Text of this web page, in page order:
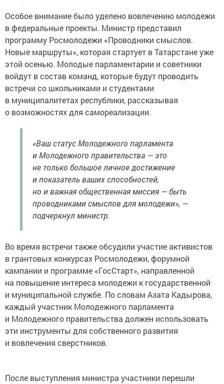
Особое внимание было уделено вовлечению молодежи
в федеральные проекты. Министр представил
программу Росмолодежи «Проводники смыслов.
Новые маршруты», которая стартует в Татарстане уже
этой осенью. Молодые парламентарии и советники
войдут в состав команд, которые будут проводить
встречи со школьниками и студентами
в муниципалитетах республики, рассказывая
о возможностях для самореализации.
«Ваш статус Молодежного парламента
и Молодежного правительства — это
не только большое личное достижение
и показатель ваших способностей,
но и важная общественная миссия — быть
проводниками смыслов для молодежи», —
подчеркнул министр.
Во время встречи также обсудили участие активистов
в грантовых конкурсах Росмолодежи, форумной
кампании и программе «ГосСтарт», направленной
на повышение интереса молодежи к государственной
и муниципальной службе. По словам Азата Кадырова,
каждый участник Молодежного парламента
и Молодежного правительства должен использовать
эти инструменты для собственного развития
и вовлечения сверстников.
После выступления министра участники перешли